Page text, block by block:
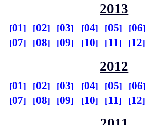
2013
01 02 03 04 05
06
07
08 09 10 11 12
2012
01 02 03 04 05
06
07
08 09 10 11 12